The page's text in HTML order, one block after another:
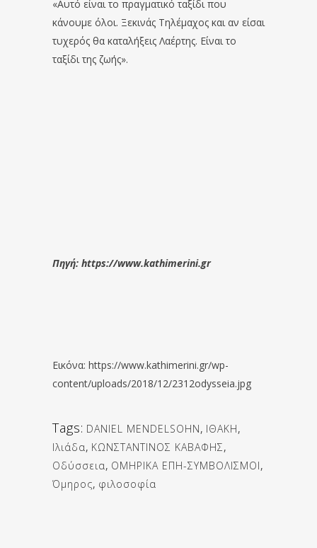
«Αυτό είναι το πραγματικό ταξίδι που
κάνουμε όλοι. Ξεκινάς Τηλέμαχος και αν είσαι
τυχερός θα καταλήξεις Λαέρτης. Είναι το
ταξίδι της ζωής».
Πηγή: https://www.kathimerini.gr
Εικόνα: https://www.kathimerini.gr/wp-
content/uploads/2018/12/2312odysseia.jpg
Tags: DANIEL MENDELSOHN, ΙΘΑΚΗ,
Ιλιάδα, ΚΩΝΣΤΑΝΤΙΝΟΣ ΚΑΒΑΦΗΣ,
Οδύσσεια, ΟΜΗΡΙΚΑ ΕΠΗ-ΣΥΜΒΟΛΙΣΜΟΙ,
Όμηρος, φιλοσοφία